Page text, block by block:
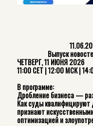
Выпуск новостей
ЧЕТВЕРГ, 11 ИЮНЯ 2026
11:00 CET | 12:00 МСК |
В программе:
Дробление бизнеса —
Как суды квалифицируют
признают
оптимизацией и